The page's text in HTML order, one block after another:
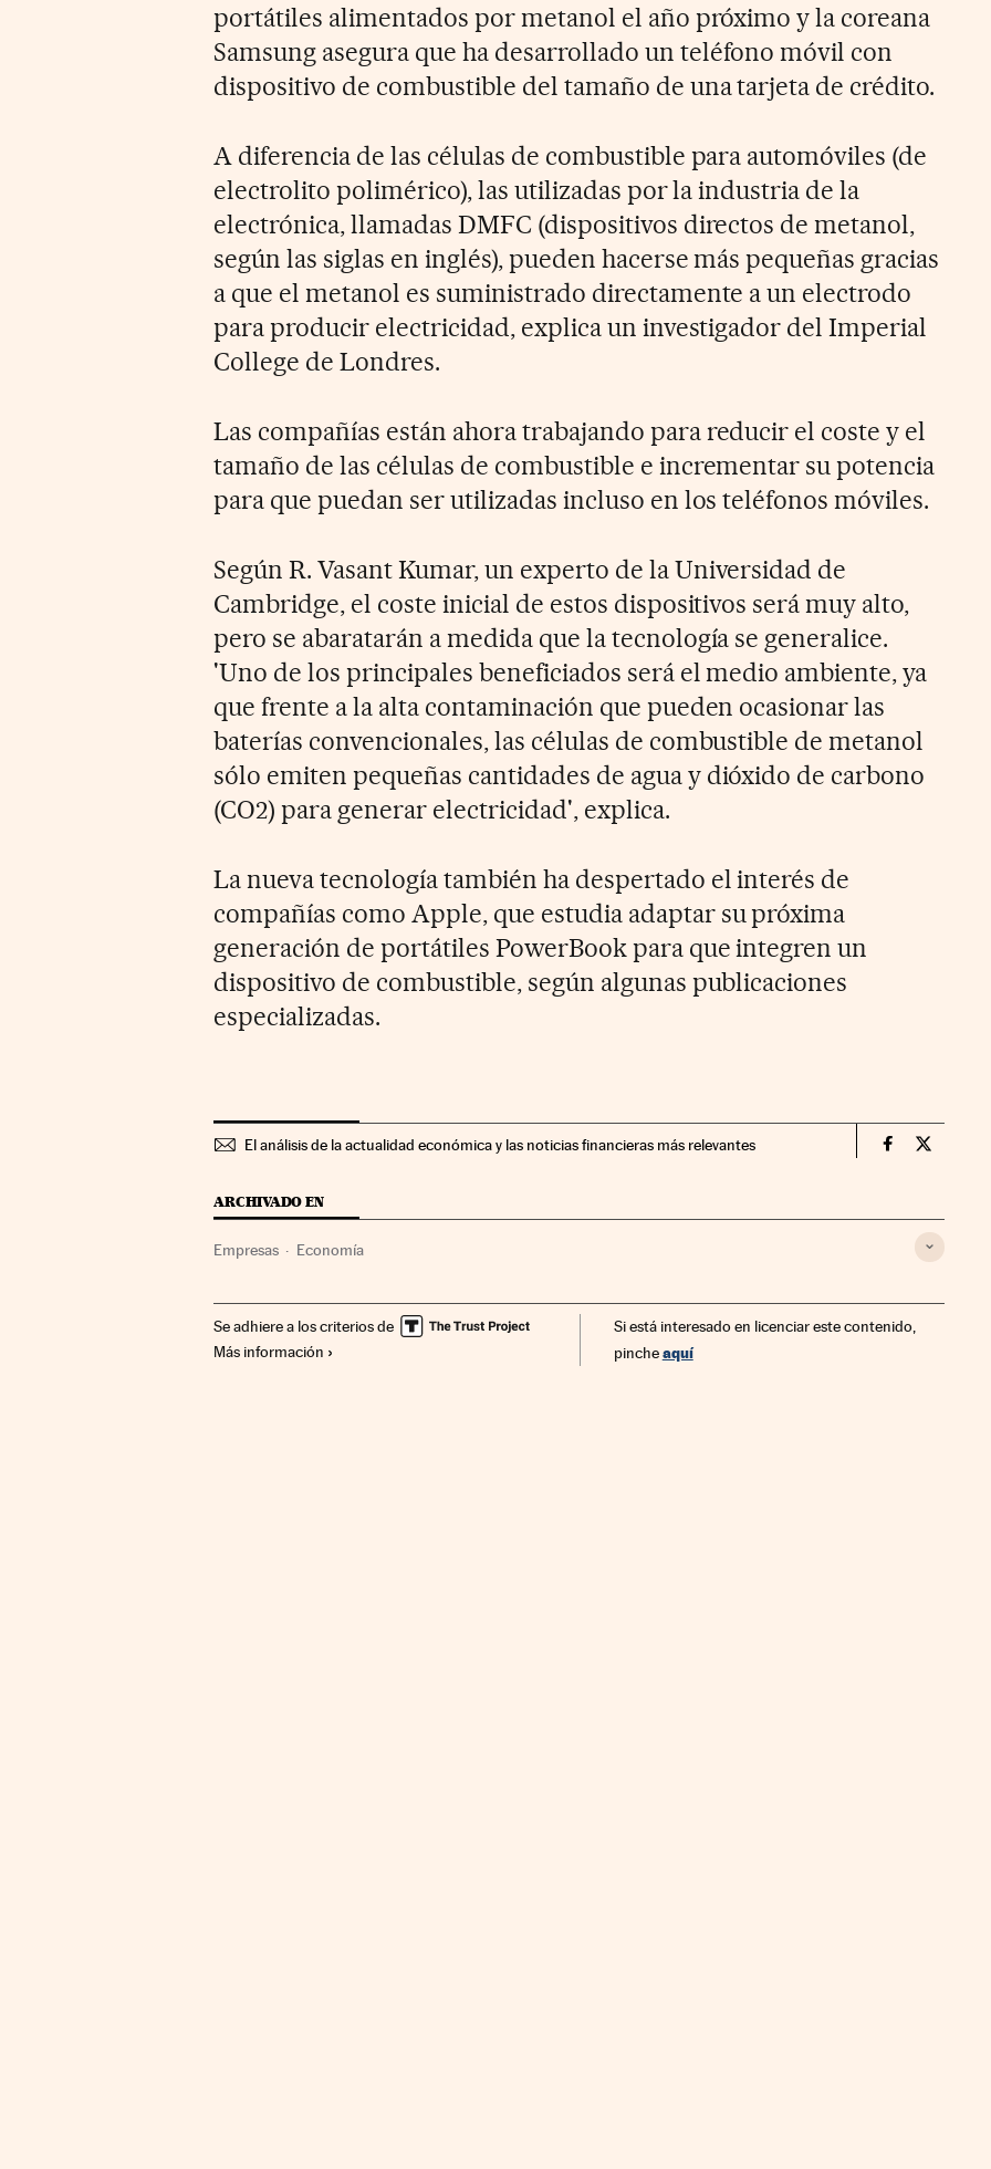
portátiles alimentados por metanol el año próximo y la coreana
Samsung asegura que ha desarrollado un teléfono móvil con
dispositivo de combustible del tamaño de una tarjeta de crédito.
A diferencia de las células de combustible para automóviles (de
electrolito polimérico), las utilizadas por la industria de la
electrónica, llamadas DMFC (dispositivos directos de metanol,
según las siglas en inglés), pueden hacerse más pequeñas gracias
a que el metanol es suministrado directamente a un electrodo
para producir electricidad, explica un investigador del Imperial
College de Londres.
Las compañías están ahora trabajando para reducir el coste y el
tamaño de las células de combustible e incrementar su potencia
para que puedan ser utilizadas incluso en los teléfonos móviles.
Según R. Vasant Kumar, un experto de la Universidad de
Cambridge, el coste inicial de estos dispositivos será muy alto,
pero se abaratarán a medida que la tecnología se generalice.
'Uno de los principales beneficiados será el medio ambiente, ya
que frente a la alta contaminación que pueden ocasionar las
baterías convencionales, las células de combustible de metanol
sólo emiten pequeñas cantidades de agua y dióxido de carbono
(CO2) para generar electricidad', explica.
La nueva tecnología también ha despertado el interés de
compañías como Apple, que estudia adaptar su próxima
generación de portátiles PowerBook para que integren un
dispositivo de combustible, según algunas publicaciones
especializadas.
El análisis de la actualidad económica y las noticias financieras más relevantes Companias
ARCHIVADO EN
Empresas Economía
Se adhiere a los criterios de
Más información
Si está interesado en licenciar este contenido,
pincheaquí